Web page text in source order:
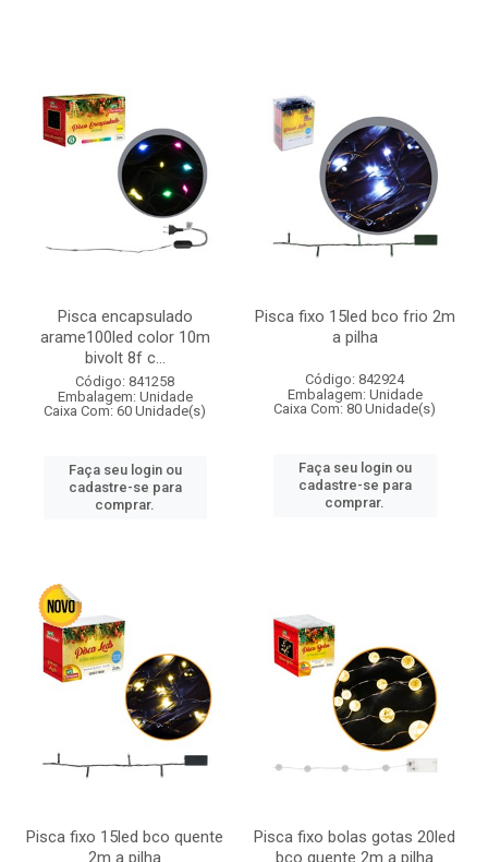
Pisca encapsulado
arame100led color 10m
bivolt 8f c...
Código: 841258
Embalagem: Unidade
Caixa Com: 60 Unidade(s)
Faça seu login ou
cadastre-se para
comprar.
Pisca fixo 15led bco frio 2m
a pilha
Código: 842924
Embalagem: Unidade
Caixa Com: 80 Unidade(s)
Faça seu login ou
cadastre-se para
comprar.
Pisca fixo 15led bco quente
2m a pilha
Pisca fixo bolas gotas 20led
bco quente 2m a pilha